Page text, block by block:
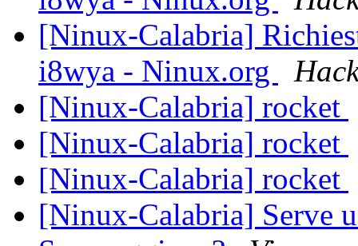
[Ninux-Calabria]
i8wya - Ninux.org
[Ninux-Calabria] rocket
[Ninux-Calabria] rocket
[Ninux-Calabria] rocket
[Ninux-Calabria] Serve